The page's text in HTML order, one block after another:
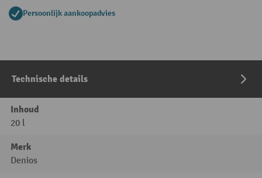
Persoonlijk aankoopadvies
Technische details
Inhoud
20 l
Merk
Denios